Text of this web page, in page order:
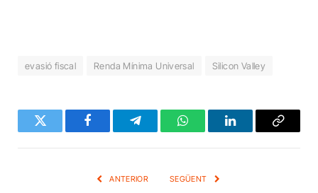
evasió fiscal Renda Mínima Universal Silicon Valley
Twitter FacebookTelegramWhatsAppLinkedInCopy
ANTERIOR SEGÜENT